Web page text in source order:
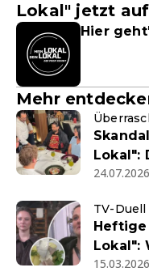
Lokal" jetzt
Hier
Mehr
Lokal":
TV-
Heftige
Lokal":